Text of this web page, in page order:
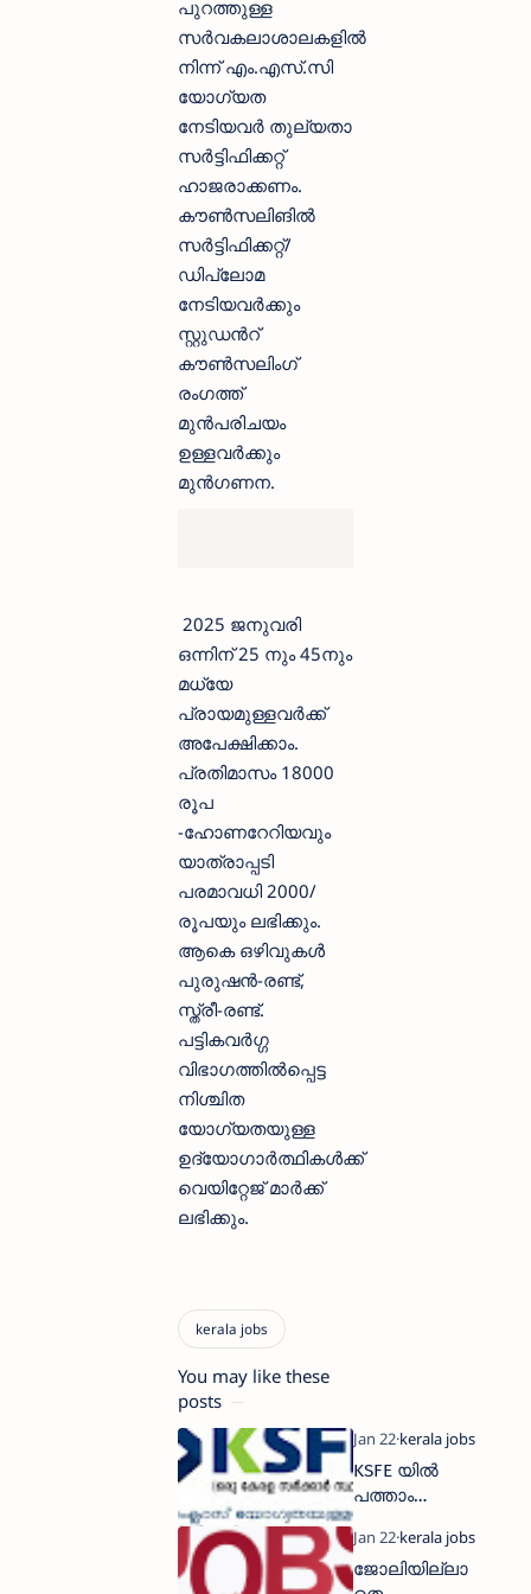
പുറത്തുള്ള
സര്‍വകലാശാലകളിൽ
നിന്ന് എം.എസ്.സി
യോഗ്യത
നേടിയവര്‍ തുല്യതാ
സര്‍ട്ടിഫിക്കറ്റ്
ഹാജരാക്കണം.
കൗണ്‍സലിങില്‍
സര്‍ട്ടിഫിക്കറ്റ്/
ഡിപ്ലോമ
നേടിയവര്‍ക്കും
സ്റ്റുഡന്‍റ്
കൗണ്‍സലിംഗ്
രംഗത്ത്
മുൻ‍പരിചയം
ഉള്ളവര്‍ക്കും
മുന്‍ഗണന.
2025 ജനുവരി
ഒന്നിന് 25 നും 45നും
മധ്യേ
പ്രായമുള്ളവര്‍ക്ക്
അപേക്ഷിക്കാം.
പ്രതിമാസം 18000
രൂപ
-ഹോണറേറിയവും
യാത്രാപ്പടി
പരമാവധി 2000/
രൂപയും ലഭിക്കും.
ആകെ ഒഴിവുകള്‍
പുരുഷന്‍-രണ്ട്,
സ്ത്രീ-രണ്ട്.
പട്ടികവര്‍ഗ്ഗ
വിഭാഗത്തില്‍പ്പെട്ട
നിശ്ചിത
യോഗ്യതയുള്ള
ഉദ്യോഗാര്‍ത്ഥികള്‍ക്ക്
വെയിറ്റേജ് മാര്‍ക്ക്
ലഭിക്കും.
You may like these
posts
KSFE യിൽ
പത്താം
യോഗ്യതയി
ൽ പരീക്ഷ
ജോലിയില്ലാ